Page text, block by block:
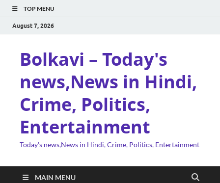
TOP MENU
August 7, 2026
Bolkavi – Today's
news,News in Hindi,
Crime, Politics,
Entertainment
Today's news,News in Hindi, Crime, Politics, Entertainment
MAIN MENU